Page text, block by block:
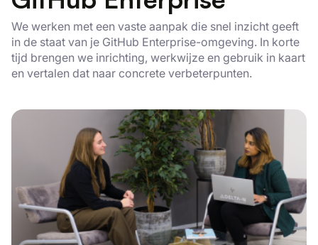
We werken met een vaste aanpak die snel inzicht geeft
in de staat van je GitHub Enterprise-omgeving. In korte
tijd brengen we inrichting, werkwijze en gebruik in kaart
en vertalen dat naar concrete verbeterpunten.